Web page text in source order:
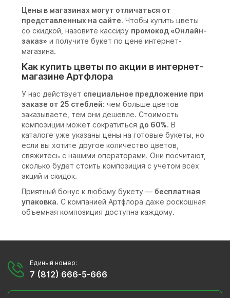
Цены в магазинах могут отличаться от
представленных на сайте. Чтобы купить цветы
со скидкой, назовите кассиру промокод «Онлайн-
заказ» и получите букет по цене интернет-
магазина.
Как купить цветы по акции в интернет-
магазине Артфлора
У нас действует специальное предложение при
заказе от 25 стеблей: чем больше цветов
заказываете, тем они дешевле. Стоимость
композиции может сократиться до 60%. В
каталоге уже указаны цены на готовые букеты, но
если вы хотите другое количество цветов,
свяжитесь с нашими операторами. Они посчитают,
сколько будет стоить композиция с учетом всех
акций и скидок.
Приятный бонус к любому букету — бесплатная
упаковка. С компанией Артфлора даже роскошная
объемная композиция доступна каждому.
Единый номер:
7 (812) 666-5-666